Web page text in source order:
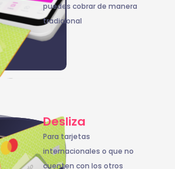
puedes cobrar de manera
tradicional
Desliza
Para tarjetas
internacionales o que no
cuenten con los otros